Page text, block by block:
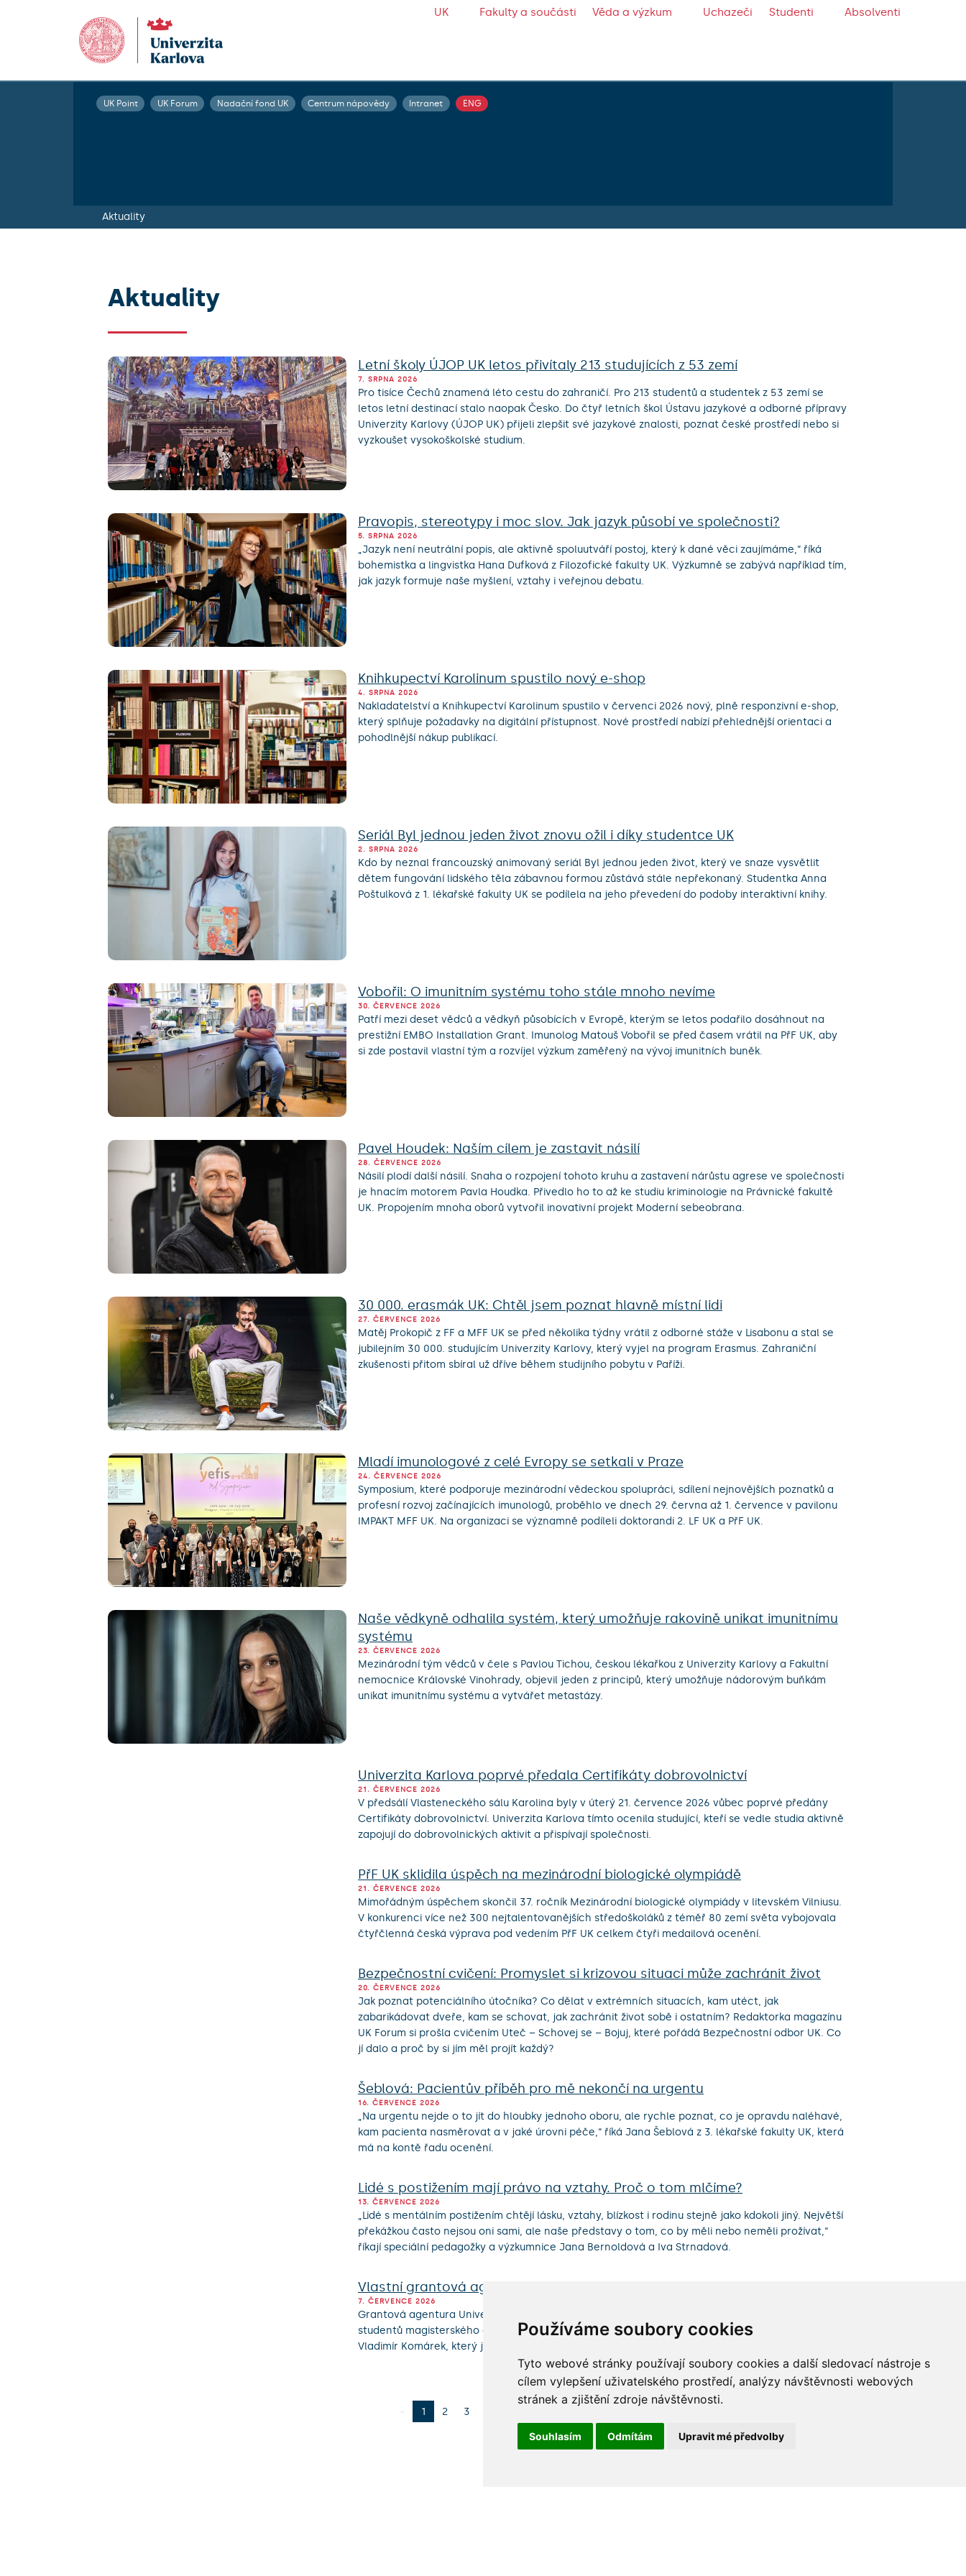
Používáme soubory cookies
Tyto webové stránky používají soubory cookies a další sledovací nástroje s
cílem vylepšení uživatelského prostředí, analýzy návštěvnosti webových
stránek a zjištění zdroje návštěvnosti.
Souhlasím Odmítám Upravit mé předvolby
UK Fakulty a součásti Věda a výzkum Uchazeči Studenti Absolventi
UK Point UK Forum Nadační fond UK Centrum nápovědy Intranet ENG
Aktuality
Aktuality
Letní školy ÚJOP UK letos přivítaly 213 studujících z 53 zemí
7. SRPNA 2026
Pro tisíce Čechů znamená léto cestu do zahraničí. Pro 213 studentů a studentek z 53 zemí se
letos letní destinací stalo naopak Česko. Do čtyř letních škol Ústavu jazykové a odborné přípravy
Univerzity Karlovy (ÚJOP UK) přijeli zlepšit své jazykové znalosti, poznat české prostředí nebo si
vyzkoušet vysokoškolské studium.
Pravopis, stereotypy i moc slov. Jak jazyk působí ve společnosti?
5. SRPNA 2026
„Jazyk není neutrální popis, ale aktivně spoluutváří postoj, který k dané věci zaujímáme,“ říká
bohemistka a lingvistka Hana Dufková z Filozofické fakulty UK. Výzkumně se zabývá například tím,
jak jazyk formuje naše myšlení, vztahy i veřejnou debatu.
Knihkupectví Karolinum spustilo nový e-shop
4. SRPNA 2026
Nakladatelství a Knihkupectví Karolinum spustilo v červenci 2026 nový, plně responzivní e-shop,
který splňuje požadavky na digitální přístupnost. Nové prostředí nabízí přehlednější orientaci a
pohodlnější nákup publikací.
Seriál Byl jednou jeden život znovu ožil i díky studentce UK
2. SRPNA 2026
Kdo by neznal francouzský animovaný seriál Byl jednou jeden život, který ve snaze vysvětlit
dětem fungování lidského těla zábavnou formou zůstává stále nepřekonaný. Studentka Anna
Poštulková z 1. lékařské fakulty UK se podílela na jeho převedení do podoby interaktivní knihy.
Vobořil: O imunitním systému toho stále mnoho nevíme
30. ČERVENCE 2026
Patří mezi deset vědců a vědkyň působících v Evropě, kterým se letos podařilo dosáhnout na
prestižní EMBO Installation Grant. Imunolog Matouš Vobořil se před časem vrátil na PřF UK, aby
si zde postavil vlastní tým a rozvíjel výzkum zaměřený na vývoj imunitních buněk.
Pavel Houdek: Naším cílem je zastavit násilí
28. ČERVENCE 2026
Násilí plodí další násilí. Snaha o rozpojení tohoto kruhu a zastavení nárůstu agrese ve společnosti
je hnacím motorem Pavla Houdka. Přivedlo ho to až ke studiu kriminologie na Právnické fakultě
UK. Propojením mnoha oborů vytvořil inovativní projekt Moderní sebeobrana.
30 000. erasmák UK: Chtěl jsem poznat hlavně místní lidi
27. ČERVENCE 2026
Matěj Prokopič z FF a MFF UK se před několika týdny vrátil z odborné stáže v Lisabonu a stal se
jubilejním 30 000. studujícím Univerzity Karlovy, který vyjel na program Erasmus. Zahraniční
zkušenosti přitom sbíral už dříve během studijního pobytu v Paříži.
Mladí imunologové z celé Evropy se setkali v Praze
24. ČERVENCE 2026
Symposium, které podporuje mezinárodní vědeckou spolupráci, sdílení nejnovějších poznatků a
profesní rozvoj začínajících imunologů, proběhlo ve dnech 29. června až 1. července v pavilonu
IMPAKT MFF UK. Na organizaci se významně podíleli doktorandi 2. LF UK a PřF UK.
Naše vědkyně odhalila systém, který umožňuje rakovině unikat imunitnímu
systému
23. ČERVENCE 2026
Mezinárodní tým vědců v čele s Pavlou Tichou, českou lékařkou z Univerzity Karlovy a Fakultní
nemocnice Královské Vinohrady, objevil jeden z principů, který umožňuje nádorovým buňkám
unikat imunitnímu systému a vytvářet metastázy.
Univerzita Karlova poprvé předala Certifikáty dobrovolnictví
21. ČERVENCE 2026
V předsálí Vlasteneckého sálu Karolina byly v úterý 21. července 2026 vůbec poprvé předány
Certifikáty dobrovolnictví. Univerzita Karlova tímto ocenila studující, kteří se vedle studia aktivně
zapojují do dobrovolnických aktivit a přispívají společnosti.
PřF UK sklidila úspěch na mezinárodní biologické olympiádě
21. ČERVENCE 2026
Mimořádným úspěchem skončil 37. ročník Mezinárodní biologické olympiády v litevském Vilniusu.
V konkurenci více než 300 nejtalentovanějších středoškoláků z téměř 80 zemí světa vybojovala
čtyřčlenná česká výprava pod vedením PřF UK celkem čtyři medailová ocenění.
Bezpečnostní cvičení: Promyslet si krizovou situaci může zachránit život
20. ČERVENCE 2026
Jak poznat potenciálního útočníka? Co dělat v extrémních situacích, kam utéct, jak
zabarikádovat dveře, kam se schovat, jak zachránit život sobě i ostatním? Redaktorka magazínu
UK Forum si prošla cvičením Uteč – Schovej se – Bojuj, které pořádá Bezpečnostní odbor UK. Co
jí dalo a proč by si jím měl projít každý?
Šeblová: Pacientův příběh pro mě nekončí na urgentu
16. ČERVENCE 2026
„Na urgentu nejde o to jít do hloubky jednoho oboru, ale rychle poznat, co je opravdu naléhavé,
kam pacienta nasměrovat a v jaké úrovni péče,“ říká Jana Šeblová z 3. lékařské fakulty UK, která
má na kontě řadu ocenění.
Lidé s postižením mají právo na vztahy. Proč o tom mlčíme?
13. ČERVENCE 2026
„Lidé s mentálním postižením chtějí lásku, vztahy, blízkost i rodinu stejně jako kdokoli jiný. Největší
překážkou často nejsou oni sami, ale naše představy o tom, co by měli nebo neměli prožívat,“
říkají speciální pedagožky a výzkumnice Jana Bernoldová a Iva Strnadová.
Vlastní grantová agentura se univerzitě vyplatí
7. ČERVENCE 2026
Grantová agentura Univerzity Karlovy (GA UK) podporuje od roku 1993 vědecké projekty
studentů magisterského a doktorského studia. Nad jejím posláním a přínosem se zamýšlí profesor
Vladimír Komárek, který je od roku 2022 předsedou Grantové rady UK.
1 2 3